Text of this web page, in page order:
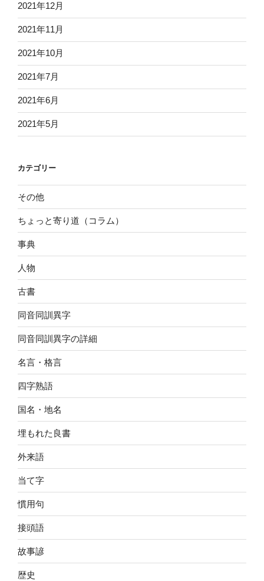
2021年12月
2021年11月
2021年10月
2021年7月
2021年6月
2021年5月
カテゴリー
その他
ちょっと寄り道（コラム）
事典
人物
古書
同音同訓異字
同音同訓異字の詳細
名言・格言
四字熟語
国名・地名
埋もれた良書
外来語
当て字
慣用句
接頭語
故事諺
歴史